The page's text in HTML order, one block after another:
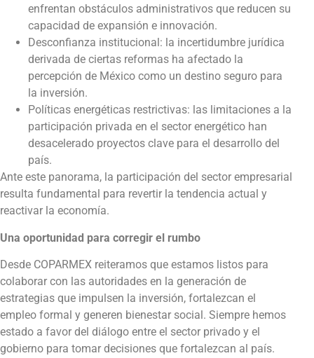
enfrentan obstáculos administrativos que reducen su
capacidad de expansión e innovación.
Desconfianza institucional: la incertidumbre jurídica
derivada de ciertas reformas ha afectado la
percepción de México como un destino seguro para
la inversión.
Políticas energéticas restrictivas: las limitaciones a la
participación privada en el sector energético han
desacelerado proyectos clave para el desarrollo del
país.
Ante este panorama, la participación del sector empresarial
resulta fundamental para revertir la tendencia actual y
reactivar la economía.
Una oportunidad para corregir el rumbo
Desde COPARMEX reiteramos que estamos listos para
colaborar con las autoridades en la generación de
estrategias que impulsen la inversión, fortalezcan el
empleo formal y generen bienestar social. Siempre hemos
estado a favor del diálogo entre el sector privado y el
gobierno para tomar decisiones que fortalezcan al país.